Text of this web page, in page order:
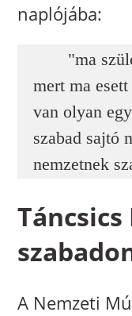
naplójába:
"ma
mert ma
van olyan
szabad sajtó
nemzetnek
A Nemzeti